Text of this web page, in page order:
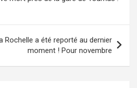
Rochelle a été reporté au dernier
moment ! Pour novembre